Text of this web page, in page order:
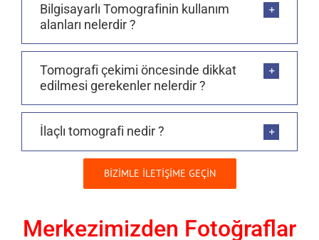
Bilgisayarlı Tomografinin kullanım
alanları nelerdir ?
Tomografi çekimi öncesinde dikkat
edilmesi gerekenler nelerdir ?
İlaçlı tomografi nedir ?
BİZİMLE İLETİŞİME GEÇİN
Merkezimizden Fotoğraflar